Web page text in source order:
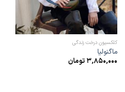
کلکسیون درخت زندگی
ماگنولیا
3,850,000تومان